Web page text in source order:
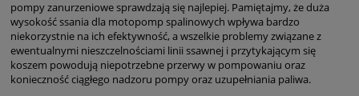
pompy zanurzeniowe sprawdzają się najlepiej. Pamiętajmy, że duża
wysokość ssania dla motopomp spalinowych wpływa bardzo
niekorzystnie na ich efektywność, a wszelkie problemy związane z
ewentualnymi nieszczelnościami linii ssawnej i przytykającym się
koszem powodują niepotrzebne przerwy w pompowaniu oraz
konieczność ciągłego nadzoru pompy oraz uzupełniania paliwa.